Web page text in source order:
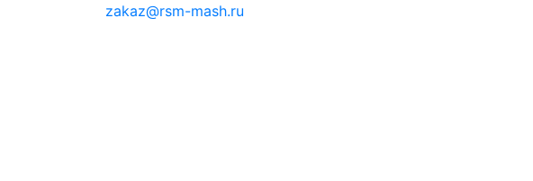
zakaz@rsm-mash.ru